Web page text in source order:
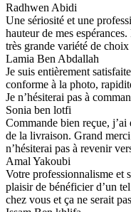
Radhwen Abidi
Une sériosité et une
hauteur de mes
très grande variété de
Lamia Ben Abdallah
Je suis entièrement
conforme à la photo,
Je n’hésiterai pas à
Sonia ben lotfi
Commande bien reçue,
de la livraison. Grand
n’hésiterai pas à revenir
Amal Yakoubi
Votre professionnalisme et
plaisir de bénéficier d’un
chez vous et ça ne serait